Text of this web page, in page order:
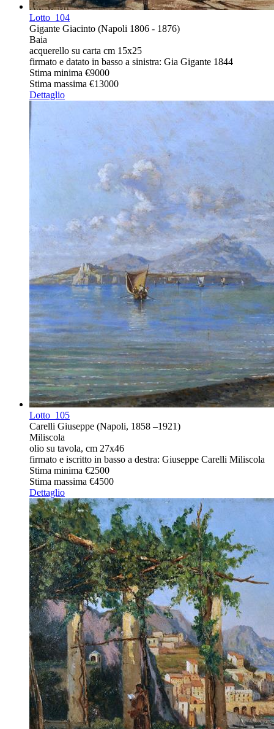
Lotto 104
Gigante Giacinto (Napoli 1806 - 1876)
Baia
acquerello su carta cm 15x25
firmato e datato in basso a sinistra: Gia Gigante 1844
Stima minima €9000
Stima massima €13000
Dettaglio
Lotto 105
Carelli Giuseppe (Napoli, 1858 –1921)
Miliscola
olio su tavola, cm 27x46
firmato e iscritto in basso a destra: Giuseppe Carelli Miliscola
Stima minima €2500
Stima massima €4500
Dettaglio